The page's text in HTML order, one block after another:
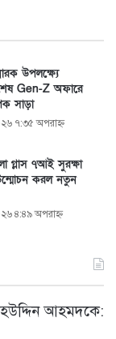
উপলক্ষ্যে
Gen-Z অফারে
সাড়া
৭:৩৫ অপরাহ্ণ
গ্লাস ৭আই সুরক্ষা
করল নতুন
৪:৪৯ অপরাহ্ণ
আহমদকে: